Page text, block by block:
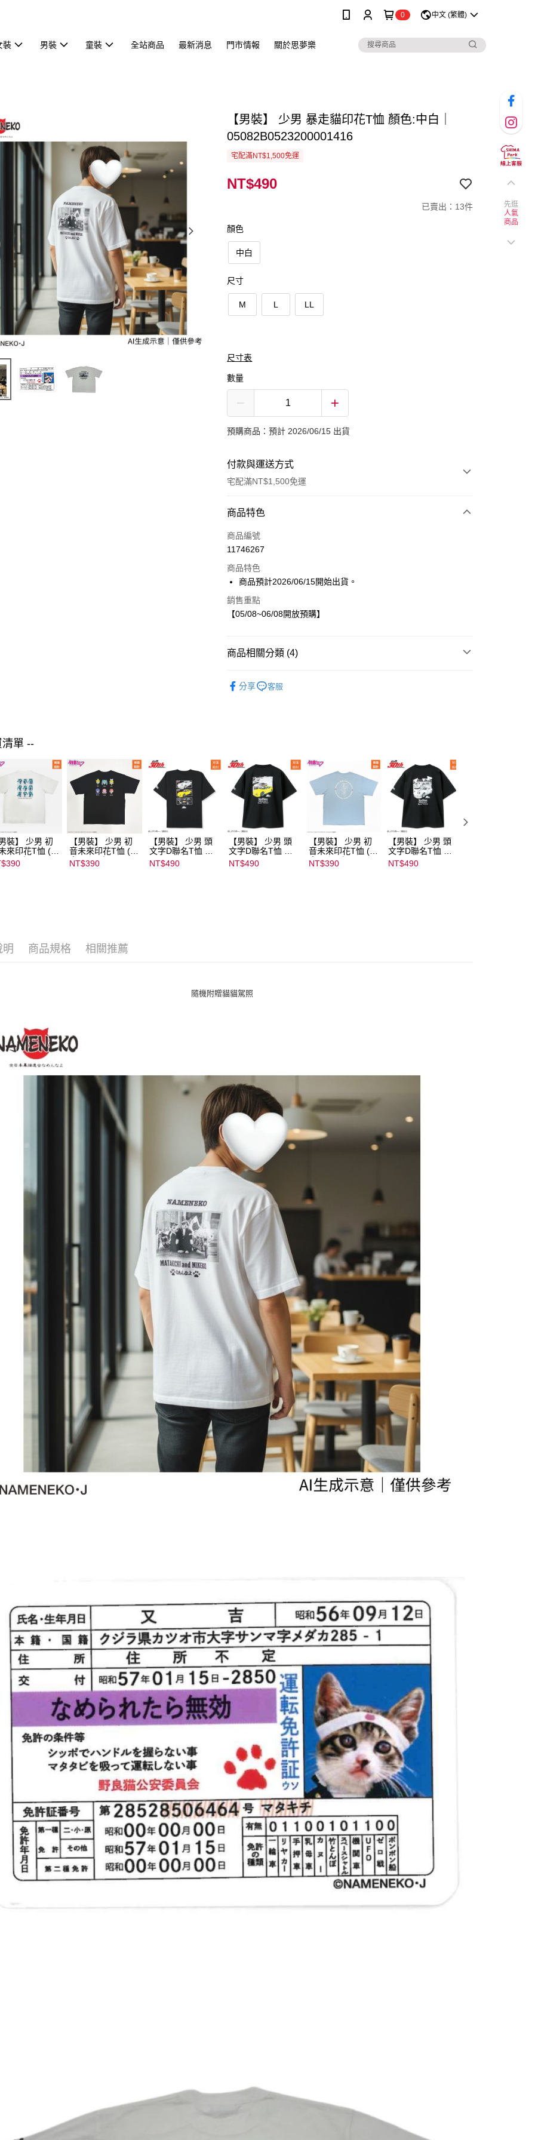
0 中文 (繁體)
裝 男裝 童裝 全站商品 最新消息 門市情報 關於思夢樂
【男裝】 少男 暴走貓印花T恤 顏色:中白｜
05082B0523200001416
宅配滿NT$1,500免運
NT$490
已賣出：13件
顏色
中白
尺寸
M L LL
尺寸表
數量
預購商品：預計 2026/06/15 出貨
付款與運送方式
宅配滿NT$1,500免運
付款方式
信用卡一次付款
Apple Pay
街口支付
宅配-6月(暴走貓)
商品特色
商品編號
11746267
商品特色
商品預計2026/06/15開始出貨。
銷售重點
【05/08~06/08開放預購】
商品相關分類 (4)
分享 客服
單 --
裝】 少男 初
來印花T恤 (初
ク) ｜
【男裝】 少男 初
音未來印花T恤 (初
音ミク) ｜
08022B01232000
NT$390
【男裝】 少男 頭
文字D聯名T恤 ｜
07102B01232000
15437
NT$490
【男裝】 少男 頭
文字D聯名T恤 ｜
07102B01232000
15434
NT$490
【男裝】 少男 初
音未來印花T恤 (初
音ミク) ｜
08022B01232000
NT$390
【男裝】 少男 頭
文字D聯名T恤 ｜
07102B01232000
15433
NT$490
明 商品規格 相關推薦
隨機附贈貓貓駕照
先逛
人氣
商品